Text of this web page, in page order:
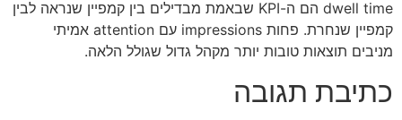
dwell time הם ה-KPI שבאמת מבדילים בין קמפיין שנראה לבין
קמפיין שנחרת. פחות impressions עם attention אמיתי
מניבים תוצאות טובות יותר מקהל גדול שגולל הלאה.
כתיבת תגובה